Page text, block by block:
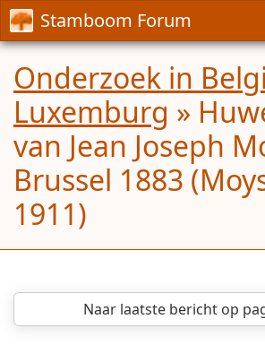
Stamboom Forum
Onderzoek in
Luxemburg »
van Jean Joseph
Brussel 1883
1911)
Naar laatste berichtop